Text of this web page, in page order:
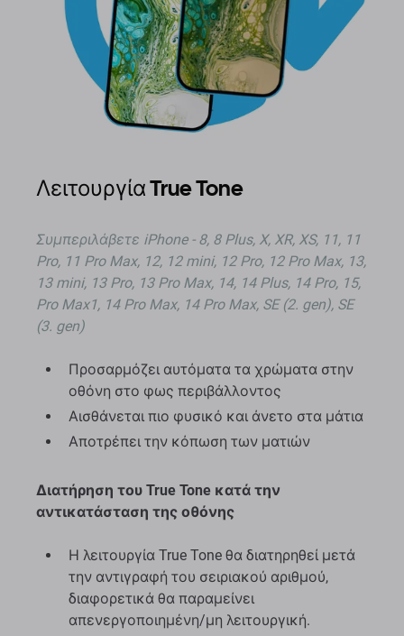
Λειτουργία True Tone
Συμπεριλάβετε iPhone - 8, 8 Plus, X, XR, XS, 11, 11
Pro, 11 Pro Max, 12, 12 mini, 12 Pro, 12 Pro Max, 13,
13 mini, 13 Pro, 13 Pro Max, 14, 14 Plus, 14 Pro, 15,
Pro Max1, 14 Pro Max, 14 Pro Max, SE (2. gen), SE
(3. gen)
Προσαρμόζει αυτόματα τα χρώματα στην
οθόνη στο φως περιβάλλοντος
Αισθάνεται πιο φυσικό και άνετο στα μάτια
Αποτρέπει την κόπωση των ματιών
Διατήρηση του True Tone κατά την
αντικατάσταση της οθόνης
Η λειτουργία True Tone θα διατηρηθεί μετά
την αντιγραφή του σειριακού αριθμού,
διαφορετικά θα παραμείνει
απενεργοποιημένη/μη λειτουργική.